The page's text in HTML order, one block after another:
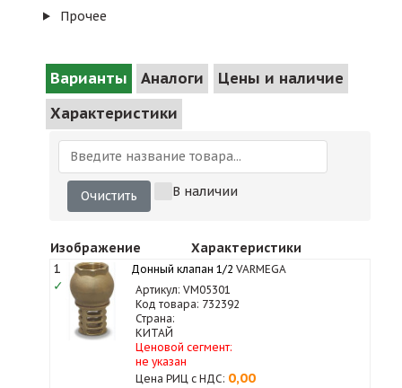
Прочее
Варианты Аналоги
Цены и наличие
Характеристики
Очистить В наличии
Изображение
Характеристики
1
✓
Донный клапан 1/2 VARMEGA
Артикул: VM05301
Код товара: 732392
Страна:
КИТАЙ
Ценовой сегмент:
не указан
Цена РИЦ с НДС: 0,00